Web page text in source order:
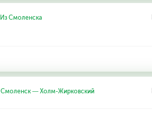
Из Смоленска
Смоленск — Холм-Жирковский